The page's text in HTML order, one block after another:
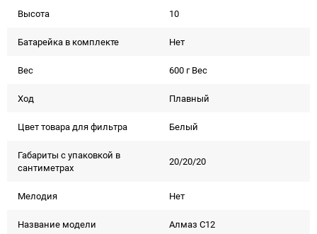
Высота 10
Батарейка в комплекте Нет
Вес 600 г Вес
Ход Плавный
Цвет товара для фильтра Белый
Габариты с упаковкой в
сантиметрах
20/20/20
Мелодия Нет
Название модели Алмаз С12